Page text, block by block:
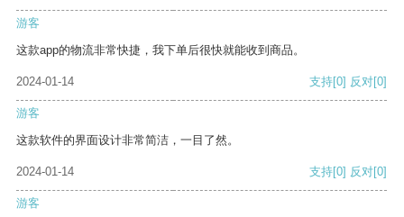
游客
这款app的物流非常快捷，我下单后很快就能收到商品。
2024-01-14 支持[0] 反对[0]
游客
这款软件的界面设计非常简洁，一目了然。
2024-01-14 支持[0] 反对[0]
游客